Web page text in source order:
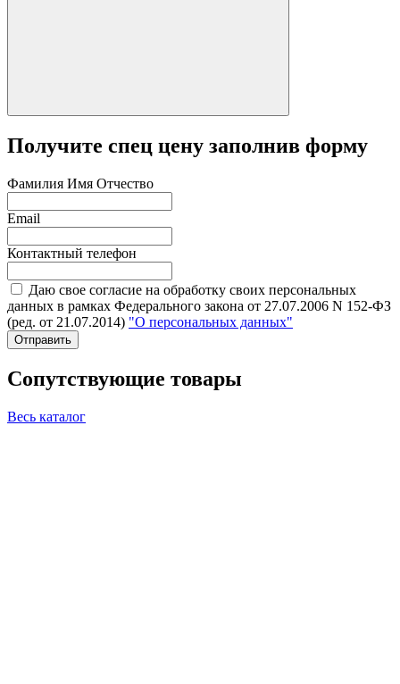
Получите спец цену заполнив форму
Фамилия Имя Отчество
Email
Контактный телефон
Даю свое согласие на обработку своих персональных
данных в рамках Федерального закона от 27.07.2006 N 152-ФЗ
(ред. от 21.07.2014) "О персональных данных"
Отправить
Сопутствующие товары
Весь каталог